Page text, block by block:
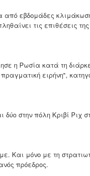
από εβδομάδες
τις επιθέσεις
η Ρωσία κατά τη
ειρήνη",
στην πόλη Kριβί Ριχ
Και μόνο με τη
πρόεδρος.